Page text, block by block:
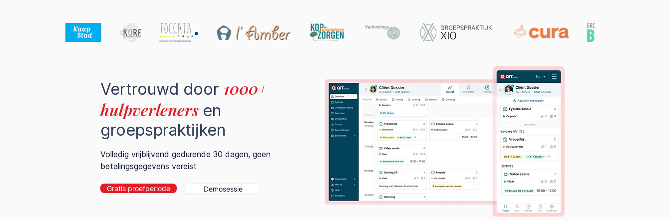
Vertrouwd door 1000+
hulpverleners en
groepspraktijken
Volledig vrijblijvend gedurende 30 dagen, geen
betalingsgegevens vereist
Gratis proefperiode Demosessie